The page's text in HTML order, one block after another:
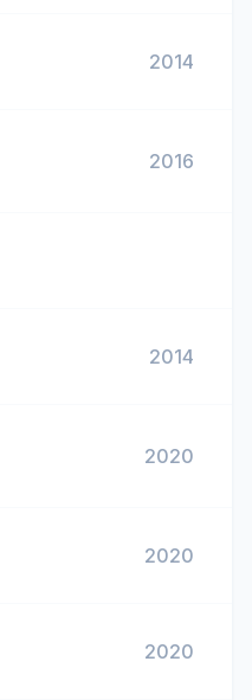
2014
2016
2014
2020
2020
2020